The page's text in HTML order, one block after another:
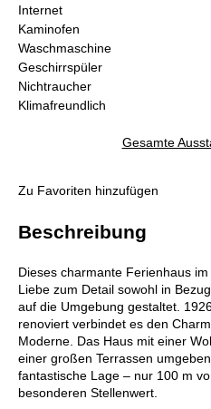
Internet
Kaminofen
Waschmaschine
Geschirrspüler
Nichtraucher
Klimafreundlich
Gesamte
Zu Favoriten hinzufügen
Beschreibung
Dieses charmante Ferienhaus
Liebe zum Detail sowohl in
auf die Umgebung gestaltet.
renoviert verbindet es den
Moderne. Das Haus mit einer
einer großen Terrassen
fantastische Lage – nur 100 m
besonderen Stellenwert.